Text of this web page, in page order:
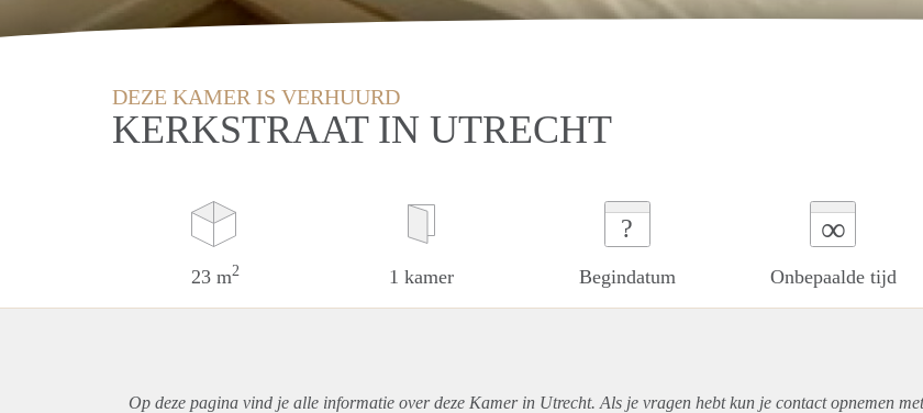
DEZE KAMER IS VERHUURD
KERKSTRAAT IN UTRECHT
23 m2 1 kamer
?
Begindatum
∞
Onbepaalde tijd
Op deze pagina vind je alle informatie over deze Kamer in Utrecht. Als je vragen hebt kun je contact opnemen met